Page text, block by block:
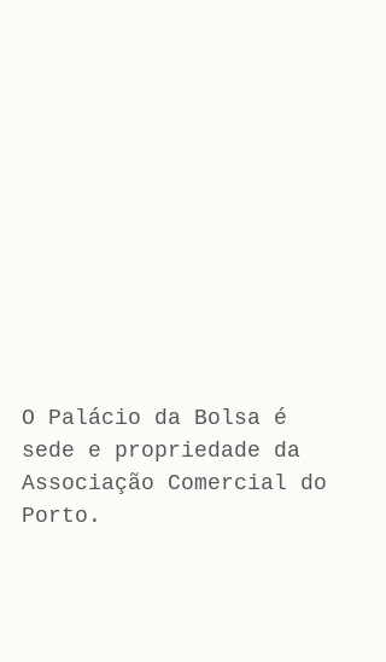
O Palácio da Bolsa é
sede e propriedade da
Associação Comercial do
Porto.